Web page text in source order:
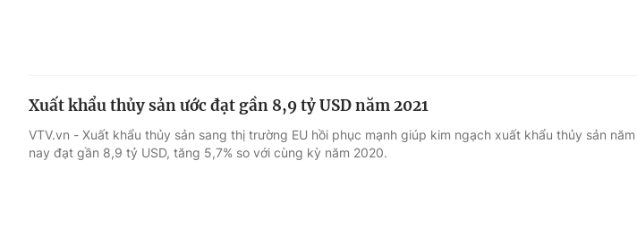
Xuất khẩu thủy sản ước đạt gần 8,9 tỷ USD năm 2021
VTV.vn - Xuất khẩu thủy sản sang thị trường EU hồi phục mạnh giúp kim ngạch xuất khẩu thủy sản năm
nay đạt gần 8,9 tỷ USD, tăng 5,7% so với cùng kỳ năm 2020.